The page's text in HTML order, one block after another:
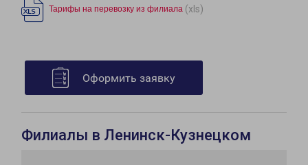
Тарифы на перевозку из филиала (xls)
Оформить заявку
Филиалы в Ленинск-Кузнецком